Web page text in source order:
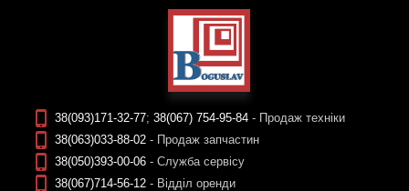
38(093)171-32-77; 38(067) 754-95-84 - Продаж техніки
38(063)033-88-02 - Продаж запчастин
38(050)393-00-06 - Служба сервісу
38(067)714-56-12 - Відділ оренди